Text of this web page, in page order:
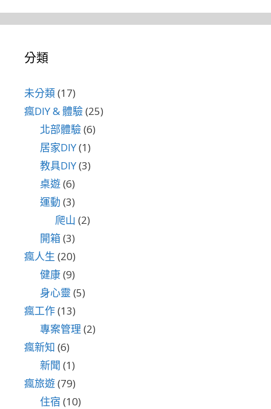
分類
未分類(17)
瘋DIY & 體驗(25)
北部體驗(6)
居家DIY(1)
教具DIY(3)
桌遊(6)
運動 (3)
爬山 (2)
開箱(3)
瘋人生 (20)
健康(9)
身心靈 (5)
瘋工作(13)
專案管理 (2)
瘋新知 (6)
新聞 (1)
瘋旅遊(79)
住宿 (10)